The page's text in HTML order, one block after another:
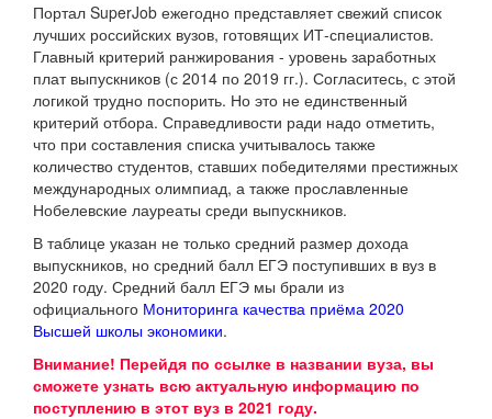
Портал SuperJob ежегодно представляет свежий список
лучших российских вузов, готовящих ИТ-специалистов.
Главный критерий ранжирования - уровень заработных
плат выпускников (с 2014 по 2019 гг.). Согласитесь, с этой
логикой трудно поспорить. Но это не единственный
критерий отбора. Справедливости ради надо отметить,
что при составления списка учитывалось также
количество студентов, ставших победителями престижных
международных олимпиад, а также прославленные
Нобелевские лауреаты среди выпускников.
В таблице указан не только средний размер дохода
выпускников, но средний балл ЕГЭ поступивших в вуз в
2020 году. Средний балл ЕГЭ мы брали из
официального Мониторинга качества приёма 2020
Высшей школы экономики.
Внимание! Перейдя по ссылке в названии вуза, вы
сможете узнать всю актуальную информацию по
поступлению в этот вуз в 2021 году.